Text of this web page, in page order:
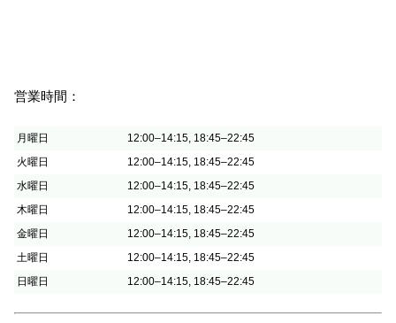
営業時間：
月曜日
12:00–14:15, 18:45–22:45
火曜日
12:00–14:15, 18:45–22:45
水曜日
12:00–14:15, 18:45–22:45
木曜日
12:00–14:15, 18:45–22:45
金曜日
12:00–14:15, 18:45–22:45
土曜日
12:00–14:15, 18:45–22:45
日曜日
12:00–14:15, 18:45–22:45